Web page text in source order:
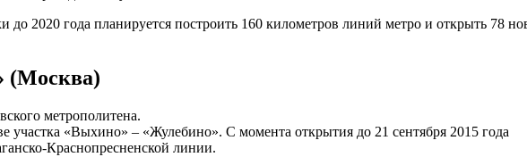
2020 года планируется построить 160 километров линий метро и открыть 78
(Москва)
метрополитена.
участка «Выхино» – «Жулебино». С момента открытия до 21 сентября 2015 года
Краснопресненской линии.